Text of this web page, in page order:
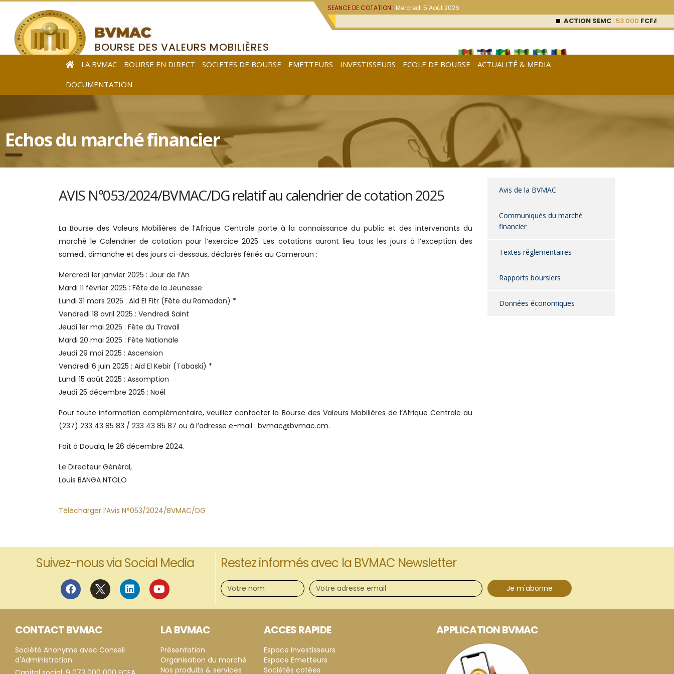
SEANCE DE COTATION :Mercredi 5 Août 2026
ACTION SEMC: 53 000FCFA (0 %)
BOURSE DES VALEURS MOBILIÈRES
DE L’AFRIQUE CENTRALE
LA BVMAC BOURSE EN DIRECT SOCIETES DE BOURSE EMETTEURS INVESTISSEURS ECOLE DE BOURSE
ACTUALITÉ & MEDIA
DOCUMENTATION
Echos du marché financier
AVIS N°053/2024/BVMAC/DG relatif au calendrier de cotation 2025
La Bourse des Valeurs Mobilières de l’Afrique Centrale porte à la connaissance du public et des intervenants du
marché le Calendrier de cotation pour l’exercice 2025. Les cotations auront lieu tous les jours à l’exception des
samedi, dimanche et des jours ci-dessous, déclarés fériés au Cameroun :
Mercredi 1er janvier 2025 : Jour de l’An
Mardi 11 février 2025 : Fête de la Jeunesse
Lundi 31 mars 2025 : Aïd El Fitr (Fête du Ramadan) *
Vendredi 18 avril 2025 : Vendredi Saint
Jeudi 1er mai 2025 : Fête du Travail
Mardi 20 mai 2025 : Fête Nationale
Jeudi 29 mai 2025 : Ascension
Vendredi 6 juin 2025 : Aïd El Kebir (Tabaski) *
Lundi 15 août 2025 : Assomption
Jeudi 25 décembre 2025 : Noël
Pour toute information complémentaire, veuillez contacter la Bourse des Valeurs Mobilières de l’Afrique Centrale au
(237) 233 43 85 83 / 233 43 85 87 ou à l’adresse e-mail : bvmac@bvmac.cm.
Fait à Douala, le 26 décembre 2024.
Le Directeur Général,
Louis BANGA NTOLO
Télécharger l’Avis N°053/2024/BVMAC/DG
Avis de la BVMAC
Communiqués du marché
financier
Textes réglementaires
Rapports boursiers
Données économiques
Suivez-nous via Social Media Restez informés avec la BVMAC Newsletter
Je m'abonne
CONTACT BVMAC
Société Anonyme avec Conseil
d'Administration
LA BVMAC
Présentation
Organisation du marché
Nos produits & services
ACCES RAPIDE
Espace Investisseurs
Espace Emetteurs
Sociétés cotées
APPLICATION BVMAC